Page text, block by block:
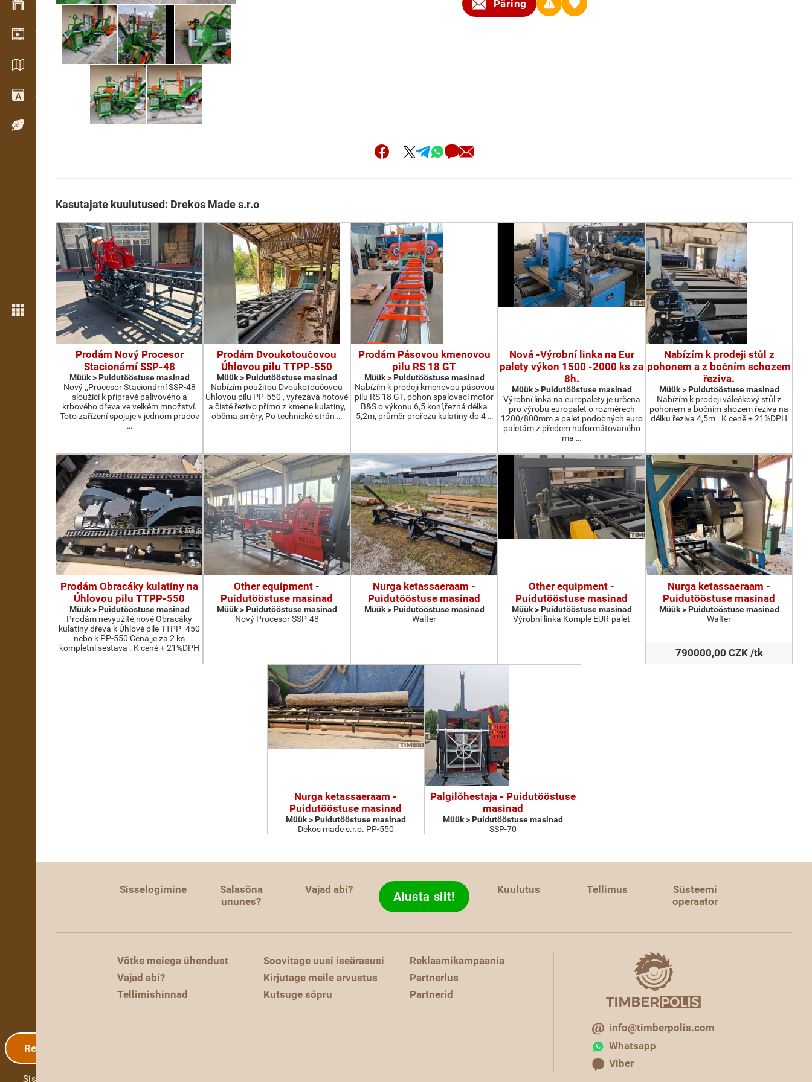
Varude haldamine
Videogalerii
Kataloogid / Brošüürid
Sõnastik
Puiduliigid
Rohkem funktsioone
Registreerimine
Sisselogimine
Päring
Kasutajate kuulutused: Drekos Made s.r.o
Prodám Nový Procesor
Stacionární SSP-48
Müük > Puidutööstuse masinad
Nový ,,Procesor Stacionární SSP-48
sloužící k přípravě palivového a
krbového dřeva ve velkém množství.
Toto zařízení spojuje v jednom pracov
…
Prodám Dvoukotoučovou
Úhlovou pilu TTPP-550
Müük > Puidutööstuse masinad
Nabízím použitou Dvoukotoučovou
Úhlovou pilu PP-550 , vyřezává hotové
a čisté řezivo přímo z kmene kulatiny,
oběma směry, Po technické strán …
Prodám Pásovou kmenovou
pilu RS 18 GT
Müük > Puidutööstuse masinad
Nabízím k prodeji kmenovou pásovou
pilu RS 18 GT, pohon spalovací motor
B&S o výkonu 6,5 koní,řezná délka
5,2m, průměr prořezu kulatiny do 4 …
Nová -Výrobní linka na Eur
palety výkon 1500 -2000 ks za
8h.
Müük > Puidutööstuse masinad
Výrobní linka na europalety je určena
pro výrobu europalet o rozměrech
1200/800mm a palet podobných euro
paletám z předem naformátovaného
ma …
Nabízím k prodeji stůl z
pohonem a z bočním schozem
řeziva.
Müük > Puidutööstuse masinad
Nabízím k prodeji válečkový stůl z
pohonem a bočním shozem řeziva na
délku řeziva 4,5m . K ceně + 21%DPH
Prodám Obracáky kulatiny na
Úhlovou pilu TTPP-550
Müük > Puidutööstuse masinad
Prodám nevyužité,nové Obracáky
kulatiny dřeva k Úhlové pile TTPP -450
nebo k PP-550 Cena je za 2 ks
kompletní sestava . K ceně + 21%DPH
Other equipment -
Puidutööstuse masinad
Müük > Puidutööstuse masinad
Nový Procesor SSP-48
Nurga ketassaeraam -
Puidutööstuse masinad
Müük > Puidutööstuse masinad
Walter
Other equipment -
Puidutööstuse masinad
Müük > Puidutööstuse masinad
Výrobní linka Komple EUR-palet
Nurga ketassaeraam -
Puidutööstuse masinad
Müük > Puidutööstuse masinad
Walter
790000,00 CZK /tk
Nurga ketassaeraam -
Puidutööstuse masinad
Müük > Puidutööstuse masinad
Dekos made s.r.o. PP-550
Palgilõhestaja - Puidutööstuse
masinad
Müük > Puidutööstuse masinad
SSP-70
Sisselogimine
Salasõna
ununes?
Vajad abi? Alusta siit! Kuulutus Tellimus
Süsteemi
operaator
Võtke meiega ühendust
Vajad abi?
Tellimishinnad
Soovitage uusi iseärasusi
Kirjutage meile arvustus
Kutsuge sõpru
Reklaamikampaania
Partnerlus
Partnerid
info@timberpolis.com
Whatsapp
Viber